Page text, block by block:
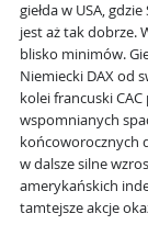
giełda w USA,
jest aż tak dobrze.
blisko minimów.
Niemiecki DAX od
kolei francuski
wspomnianych
końcoworocznych
w dalsze silne
amerykańskich
tamtejsze akcje